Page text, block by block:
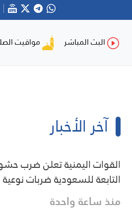
البث المباشر مواقيت
آخر الأخبار
القوات اليمنية تعلن ضرب
التابعة للسعودية ضربات
منذ ساعة واحدة